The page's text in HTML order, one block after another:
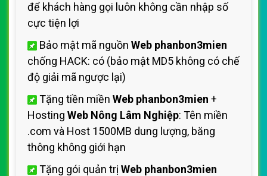
để khách hàng gọi luôn không cần nhập số
cực tiện lợi
Bảo mật mã nguồn Web phanbon3mien
chống HACK: có (bảo mật MD5 không có chế
độ giải mã ngược lại)
Tặng tiền miền Web phanbon3mien +
Hosting Web Nông Lâm Nghiệp: Tên miền
.com và Host 1500MB dung lượng, băng
thông không giới hạn
Tặng gói quản trị Web phanbon3mien